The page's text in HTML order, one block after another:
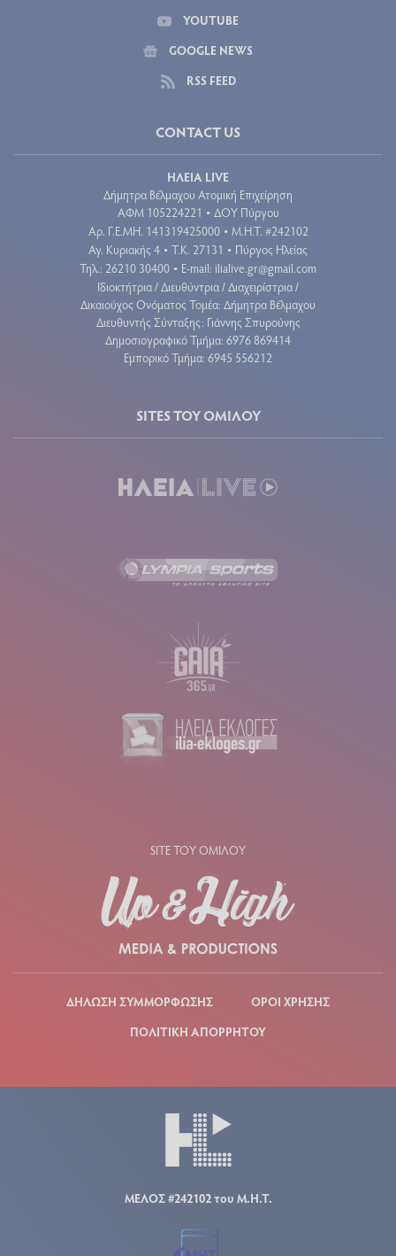
YOUTUBE
GOOGLE NEWS
RSS FEED
CONTACT US
ΗΛΕΙΑ LIVE
Δήμητρα Βέλμαχου Ατομική Επιχείρηση
ΑΦΜ 105224221 • ΔΟΥ Πύργου
Aρ. Γ.Ε.ΜΗ. 141319425000 • Μ.Η.Τ. #242102
Αγ. Κυριακής 4 • Τ.Κ. 27131 • Πύργος Ηλείας
Τηλ.: 26210 30400 • E-mail: ilialive.gr@gmail.com
Ιδιοκτήτρια / Διευθύντρια / Διαχειρίστρια /
Δικαιούχος Ονόματος Τομέα: Δήμητρα Βέλμαχου
Διευθυντής Σύνταξης: Γιάννης Σπυρούνης
Δημοσιογραφικό Τμήμα: 6976 869414
Εμπορικό Τμήμα: 6945 556212
SITES ΤΟΥ ΟΜΙΛΟΥ
SITE ΤΟΥ ΟΜΙΛΟΥ
ΔΗΛΩΣΗ ΣΥΜΜΟΡΦΩΣΗΣ
ΟΡΟΙ ΧΡΗΣΗΣ
ΠΟΛΙΤΙΚΗ ΑΠΟΡΡΗΤΟΥ
ΜΕΛΟΣ #242102 του Μ.Η.Τ.